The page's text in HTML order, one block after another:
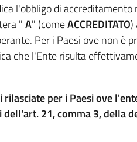
l'obbligo di
"A" (comeACCREDITATO
Per i Paesi ove non è
che l'Ente risulta
rilasciate per i Paesi ove
dell'art. 21, comma 3,